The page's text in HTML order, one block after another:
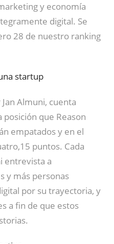
y economía
digital. Se
28 de nuestro ranking
startup
Almuni, cuenta
que Reason
empatados y en el
puntos. Cada
entrevista a
y más personas
por su trayectoria, y
a fin de que estos